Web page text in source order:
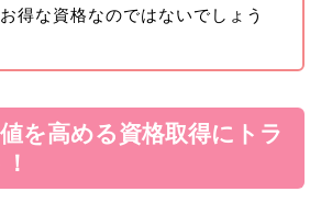
得な資格なのではないでしょう
を高める資格取得にトラ